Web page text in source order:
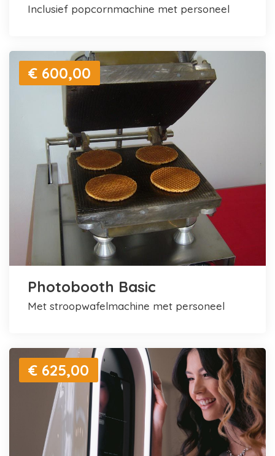
inclusief popcornmachine met personeel
€ 600,00
Photobooth Basic
met stroopwafelmachine met personeel
€ 625,00